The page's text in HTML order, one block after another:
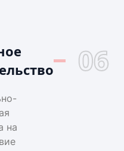
06
на